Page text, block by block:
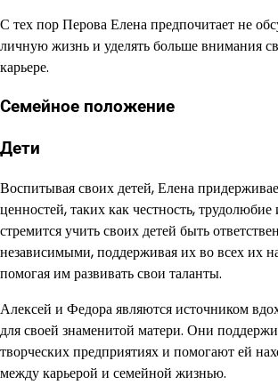
С тех пор Перова Елена предпочитает не
личную жизнь и уделять больше внимания
карьере.
Семейное положение
Дети
Воспитывая своих детей, Елена
ценностей, таких как честность,
стремится учить своих детей быть
независимыми, поддерживая их во всех их
помогая им развивать свои таланты.
Алексей и Федора являются источником
для своей знаменитой матери. Они
творческих предприятиях и помогают ей
между карьерой и семейной жизнью.